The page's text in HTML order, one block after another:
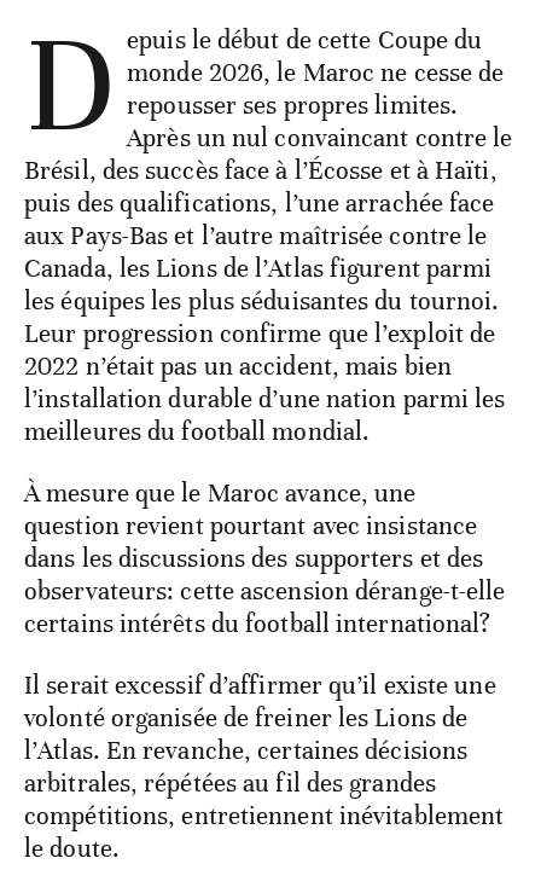
D epuis le début de cette Coupe du
monde 2026, le Maroc ne cesse de
repousser ses propres limites.
Après un nul convaincant contre le
Brésil, des succès face à l’Écosse et à Haïti,
puis des qualifications, l’une arrachée face
aux Pays-Bas et l’autre maîtrisée contre le
Canada, les Lions de l’Atlas figurent parmi
les équipes les plus séduisantes du tournoi.
Leur progression confirme que l’exploit de
2022 n’était pas un accident, mais bien
l’installation durable d’une nation parmi les
meilleures du football mondial.
À mesure que le Maroc avance, une
question revient pourtant avec insistance
dans les discussions des supporters et des
observateurs: cette ascension dérange-t-elle
certains intérêts du football international?
Il serait excessif d’affirmer qu’il existe une
volonté organisée de freiner les Lions de
l’Atlas. En revanche, certaines décisions
arbitrales, répétées au fil des grandes
compétitions, entretiennent inévitablement
le doute.